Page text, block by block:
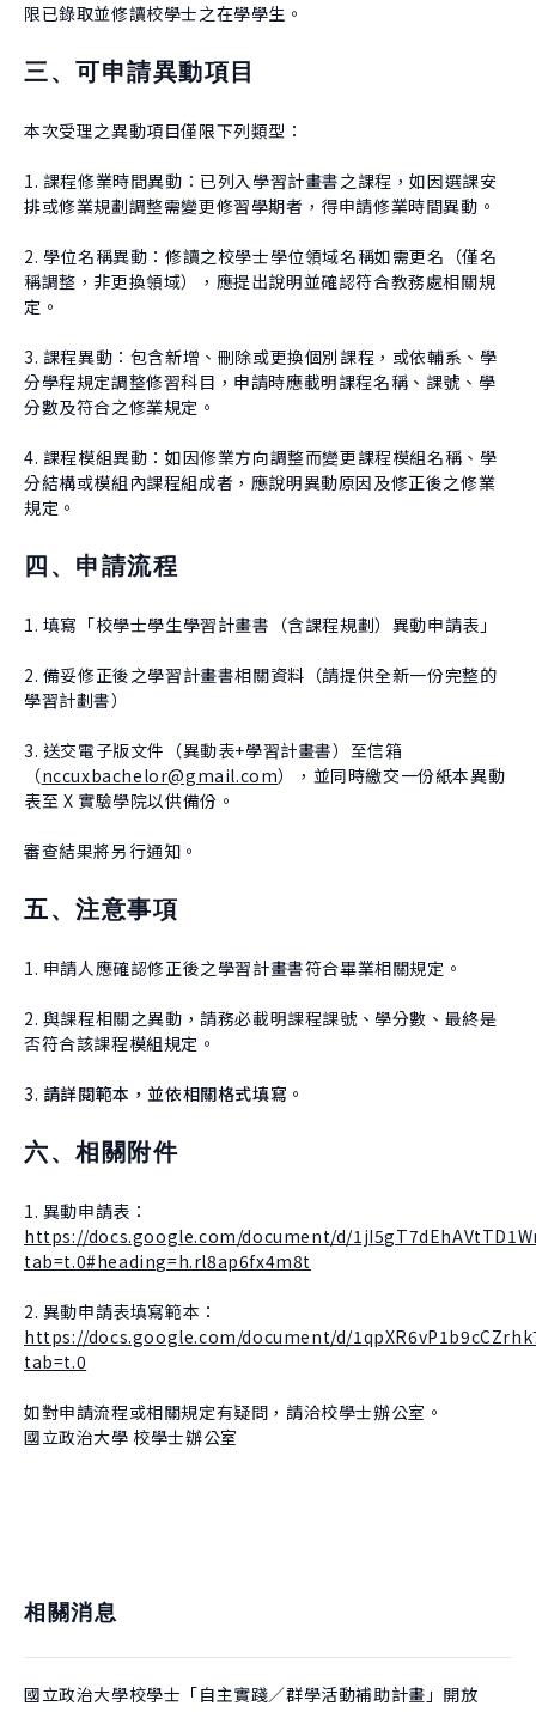
限已錄取並修讀校學士之在學學生。
三、可申請異動項目
本次受理之異動項目僅限下列類型：
1. 課程修業時間異動：已列入學習計畫書之課程，如因選課安
排或修業規劃調整需變更修習學期者，得申請修業時間異動。
2. 學位名稱異動：修讀之校學士學位領域名稱如需更名（僅名
稱調整，非更換領域），應提出說明並確認符合教務處相關規
定。
3. 課程異動：包含新增、刪除或更換個別課程，或依輔系、學
分學程規定調整修習科目，申請時應載明課程名稱、課號、學
分數及符合之修業規定。
4. 課程模組異動：如因修業方向調整而變更課程模組名稱、學
分結構或模組內課程組成者，應說明異動原因及修正後之修業
規定。
四、申請流程
1. 填寫「校學士學生學習計畫書（含課程規劃）異動申請表」
2. 備妥修正後之學習計畫書相關資料（請提供全新一份完整的
學習計劃書）
3. 送交電子版文件（異動表+學習計畫書）至信箱
（nccuxbachelor@gmail.com），並同時繳交一份紙本異動
表至 X 實驗學院以供備份。
審查結果將另行通知。
五、注意事項
1. 申請人應確認修正後之學習計畫書符合畢業相關規定。
2. 與課程相關之異動，請務必載明課程課號、學分數、最終是
否符合該課程模組規定。
3. 請詳閱範本，並依相關格式填寫。
六、相關附件
1. 異動申請表：
https://docs.google.com/document/d/
tab=t.0#heading=h.rl8ap6fx4m8t
2. 異動申請表填寫範本：
https://docs.google.com/document/d/
tab=t.0
如對申請流程或相關規定有疑問，請洽校學士辦公室。
國立政治大學 校學士辦公室
相關消息
國立政治大學校學士「自主實踐／群學活動補助計畫」開放